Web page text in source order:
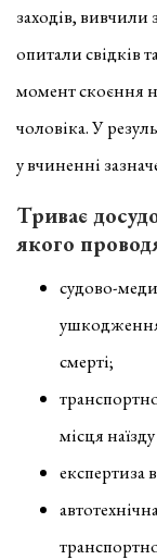
заходів, вивчили
опитали свідків
момент скоєння
чоловіка. У
у вчиненні
Триває
якого
судово-
ушкодження
смерті;
місця
експертиза